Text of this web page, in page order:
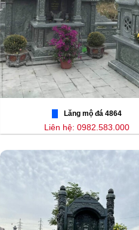
Lăng mộ đá 4864
Liên hệ: 0982.583.000